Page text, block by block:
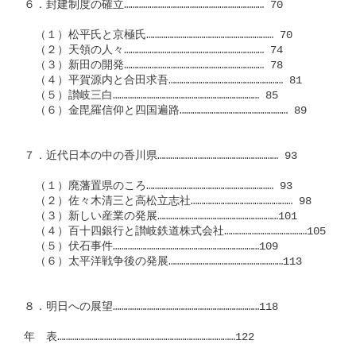
６．封建制度の確立………………………………………………………… 70
（１）松平氏と京極氏…………………………………………………… 70
（２）天領の人々………………………………………………………… 74
（３）新田の開発………………………………………………………… 78
（４）平賀源内と合田求吾……………………………………………… 81
（５）讃岐三白…………………………………………………………… 85
（６）金毘羅信仰と四国遍路…………………………………………… 89
７．近代日本の中の香川県………………………………………………… 93
（１）廃藩置県のころ…………………………………………………… 93
（２）佐々木清三と高松立志社………………………………………… 98
（３）新しい産業の発展…………………………………………………101
（４）百十四銀行と讃岐鉄道株式会社…………………………………105
（５）伏石事件……………………………………………………………109
（６）太平洋戦争後の発展………………………………………………113
８．明日への展望……………………………………………………………118
年　表…………………………………………………………………………122